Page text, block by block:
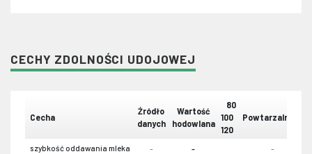
CECHY ZDOLNOŚCI UDOJOWEJ
Cecha
Źródło
danych
Wartość
hodowlana
80
100
120
Powtarzalność
szybkość oddawania mleka - - -